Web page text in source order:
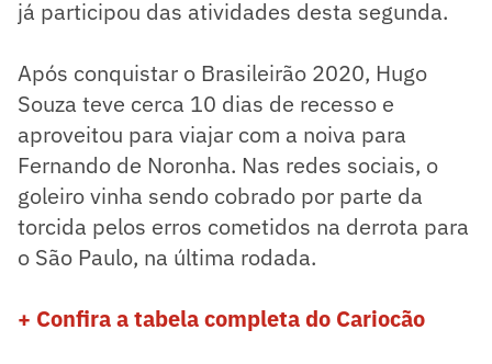
já participou das atividades desta segunda.
Após conquistar o Brasileirão 2020, Hugo
Souza teve cerca 10 dias de recesso e
aproveitou para viajar com a noiva para
Fernando de Noronha. Nas redes sociais, o
goleiro vinha sendo cobrado por parte da
torcida pelos erros cometidos na derrota para
o São Paulo, na última rodada.
+ Confira a tabela completa do Cariocão